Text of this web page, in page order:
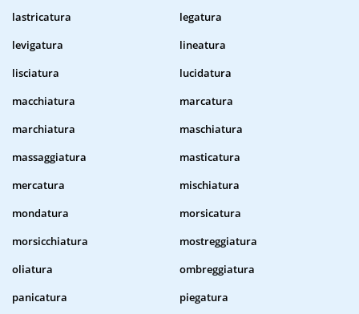
lastricatura
legatura
levigatura
lineatura
lisciatura
lucidatura
macchiatura
marcatura
marchiatura
maschiatura
massaggiatura
masticatura
mercatura
mischiatura
mondatura
morsicatura
morsicchiatura
mostreggiatura
oliatura
ombreggiatura
panicatura
piegatura